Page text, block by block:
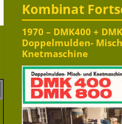
Kombinat
1970 – DMK400 +
Doppelmulden-
Knetmaschine